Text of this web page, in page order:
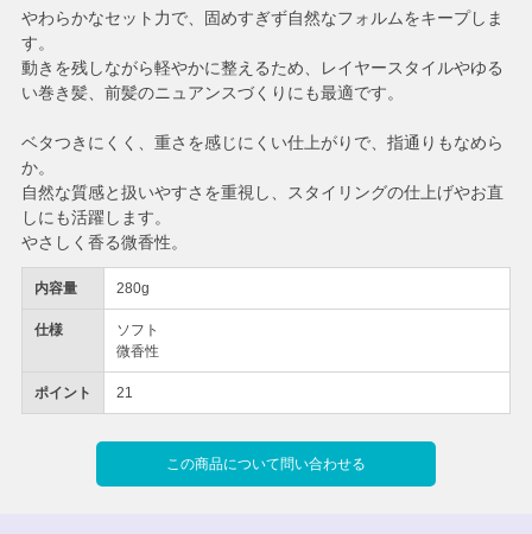
内容量 280g
仕様
ソフト
微香性
ポイント 21
この商品について問い合わせる
やわらかなセット力で、固めすぎず自然なフォルムをキープしま
す。
動きを残しながら軽やかに整えるため、レイヤースタイルやゆる
い巻き髪、前髪のニュアンスづくりにも最適です。
ベタつきにくく、重さを感じにくい仕上がりで、指通りもなめら
か。
自然な質感と扱いやすさを重視し、スタイリングの仕上げやお直
しにも活躍します。
やさしく香る微香性。